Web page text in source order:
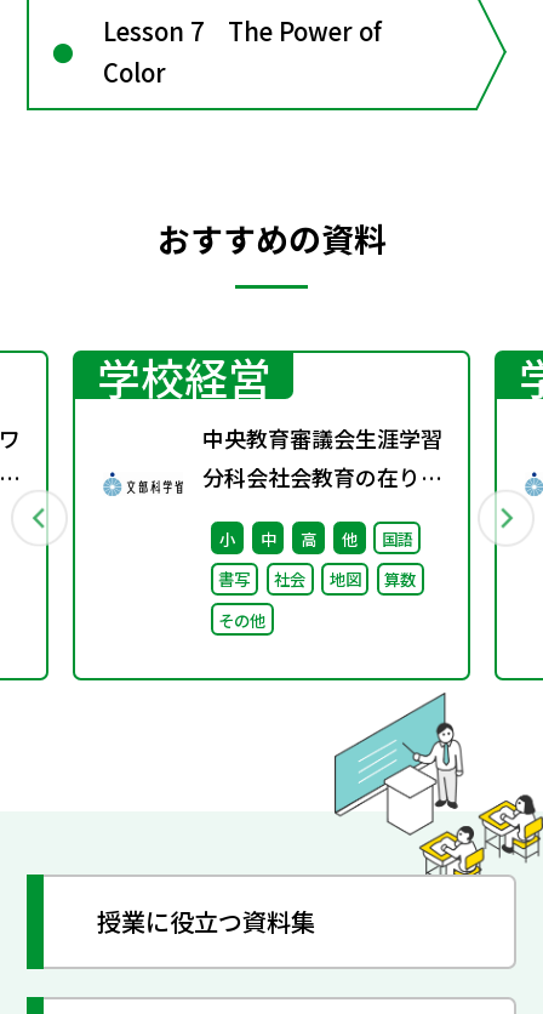
Lesson 7 The Power of
Color
おすすめの資料
学校経営
中央教育審議会生涯学習
分科会社会教育の在り方
に関する特別部会（第1
回） 配布資料
小 中 高 他
国語
書写
社会 地図
算数
その他
授業に役立つ資料集